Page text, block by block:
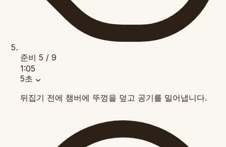
준비 5 / 9
1:05
5초
뒤집기 전에 챔버에 뚜껑을 덮고 공기를 밀어냅니다.